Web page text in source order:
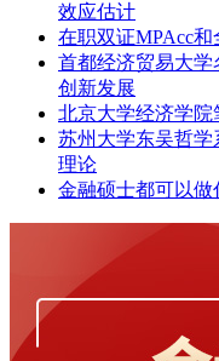
效应估计
在职双证MPAcc和
首都经济贸易大
创新发展
北京大学经济学
苏州大学东吴哲
理论
金融硕士都可以做